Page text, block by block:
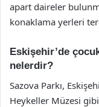
apart daireler
konaklama yerleri
Eskişehir’de
nelerdir?
Sazova Parkı,
Heykeller Müzesi